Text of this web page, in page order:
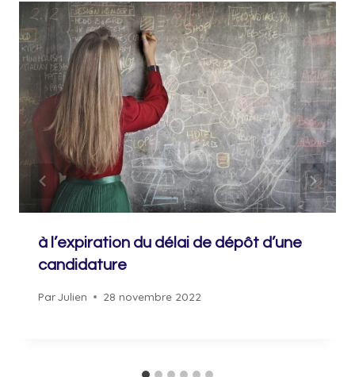
à l’expiration du délai de dépôt d’une
candidature
ParJulien 28 novembre 2022